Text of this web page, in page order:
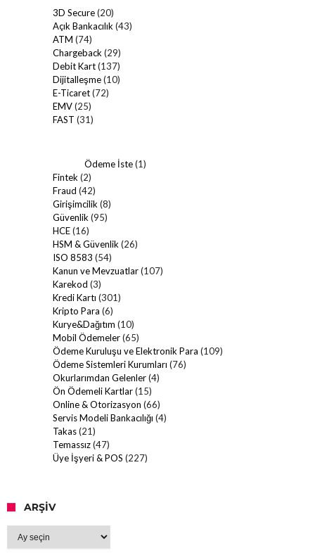
3D Secure(20)
Açık Bankacılık (43)
ATM (74)
Chargeback (29)
Debit Kart(137)
Dijitalleşme(10)
E-Ticaret(72)
EMV(25)
FAST (31)
Ödeme İste(1)
Fintek (2)
Fraud (42)
Girişimcilik (8)
Güvenlik (95)
HCE(16)
HSM & Güvenlik (26)
ISO 8583 (54)
Kanun ve Mevzuatlar(107)
Karekod (3)
Kredi Kartı (301)
Kripto Para (6)
Kurye&Dağıtım (10)
Mobil Ödemeler(65)
Ödeme Kuruluşu ve Elektronik Para (109)
Ödeme Sistemleri Kurumları (76)
Okurlarımdan Gelenler(4)
Ön Ödemeli Kartlar(15)
Online & Otorizasyon (66)
Servis Modeli Bankacılığı (4)
Takas(21)
Temassız(47)
Üye İşyeri & POS (227)
ARŞIV